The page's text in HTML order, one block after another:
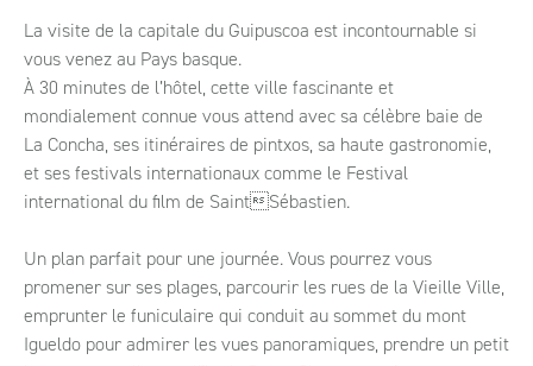
La visite de la capitale du Guipuscoa est incontournable si
vous venez au Pays basque.
À 30 minutes de l’hôtel, cette ville fascinante et
mondialement connue vous attend avec sa célèbre baie de
La Concha, ses itinéraires de pintxos, sa haute gastronomie,
et ses festivals internationaux comme le Festival
international du film de SaintSébastien.
Un plan parfait pour une journée. Vous pourrez vous
promener sur ses plages, parcourir les rues de la Vieille Ville,
emprunter le funiculaire qui conduit au sommet du mont
Igueldo pour admirer les vues panoramiques, prendre un petit